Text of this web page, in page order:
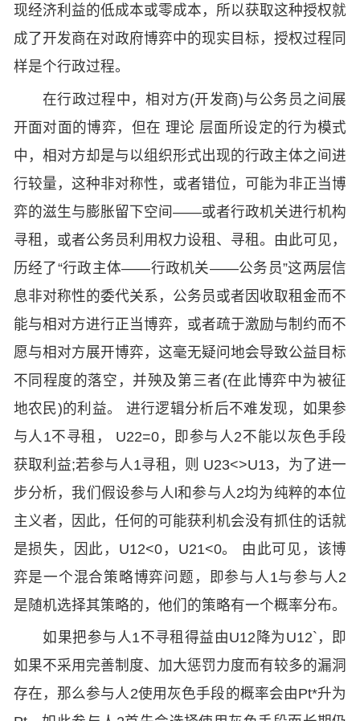
现经济利益的低成本或零成本，所以获取这种授权就
成了开发商在对政府博弈中的现实目标，授权过程同
样是个行政过程。
在行政过程中，相对方(开发商)与公务员之间展
开面对面的博弈，但在 理论 层面所设定的行为模式
中，相对方却是与以组织形式出现的行政主体之间进
行较量，这种非对称性，或者错位，可能为非正当博
弈的滋生与膨胀留下空间——或者行政机关进行机构
寻租，或者公务员利用权力设租、寻租。由此可见，
历经了“行政主体——行政机关——公务员”这两层信
息非对称性的委代关系，公务员或者因收取租金而不
能与相对方进行正当博弈，或者疏于激励与制约而不
愿与相对方展开博弈，这毫无疑问地会导致公益目标
不同程度的落空，并殃及第三者(在此博弈中为被征
地农民)的利益。 进行逻辑分析后不难发现，如果参
与人1不寻租， U22=0，即参与人2不能以灰色手段
获取利益;若参与人1寻租，则 U23<>U13，为了进一
步分析，我们假设参与人l和参与人2均为纯粹的本位
主义者，因此，任何的可能获利机会没有抓住的话就
是损失，因此，U12<0，U21<0。 由此可见，该博
弈是一个混合策略博弈问题，即参与人1与参与人2
是随机选择其策略的，他们的策略有一个概率分布。
如果把参与人1不寻租得益由U12降为U12`，即
如果不采用完善制度、加大惩罚力度而有较多的漏洞
存在，那么参与人2使用灰色手段的概率会由Pt*升为